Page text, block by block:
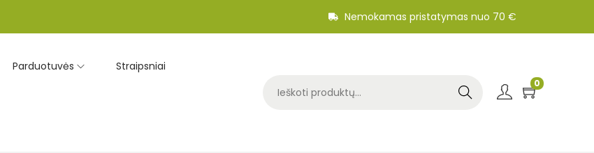
Nemokamas pristatymas nuo 70 €
Parduotuvės Straipsniai
Search
0